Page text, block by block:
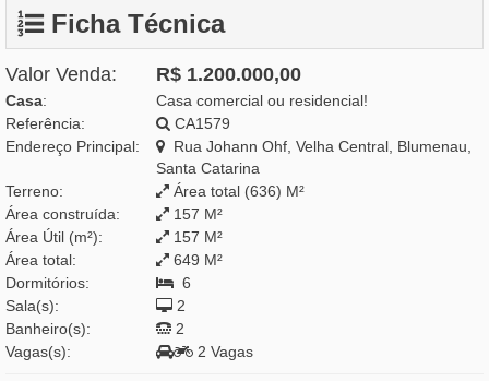
Ficha Técnica
Valor Venda: R$ 1.200.000,00
Casa:
Casa comercial ou residencial!
Referência:
CA1579
Endereço Principal:
Rua Johann Ohf, Velha Central, Blumenau,
Santa Catarina
Terreno:
Área total (636) M²
Área construída:
157 M²
Área Útil (m²):
157 M²
Área total:
649 M²
Dormitórios:
6
Sala(s):
2
Banheiro(s):
2
Vagas(s):
2 Vagas